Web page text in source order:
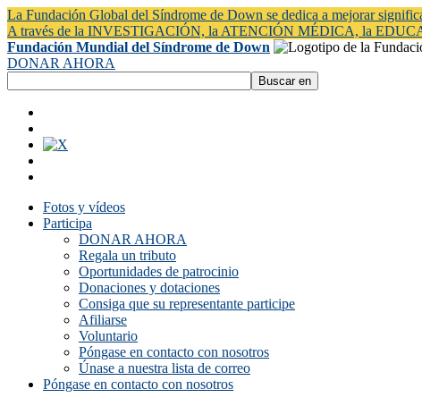
La Fundación Global del Síndrome de Down se dedica a mejorar
A través de la INVESTIGACIÓN, la ATENCIÓN MÉDICA, la
Fundación Mundial del Síndrome de Down
DONAR AHORA
Fotos y vídeos
Participa
DONAR AHORA
Regala un tributo
Oportunidades de patrocinio
Donaciones y dotaciones
Consiga que su representante participe
Afiliarse
Voluntario
Póngase en contacto con nosotros
Únase a nuestra lista de correo
Póngase en contacto con nosotros